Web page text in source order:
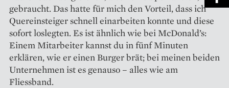
gebraucht. Das hatte für mich den Vorteil, dass ich
Quer­einsteiger schnell einarbeiten konnte und diese
sofort loslegten. Es ist ähnlich wie bei McDonald’s:
Einem Mitarbeiter kannst du in fünf Minuten
erklären, wie er einen Burger brät; bei meinen beiden
Unternehmen ist es genauso – alles wie am
Fliessband.